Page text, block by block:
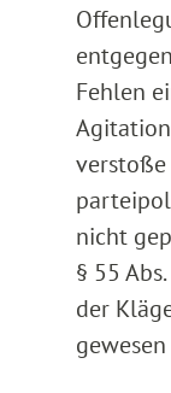
Fehlen
verstoße
nicht
§ 55
der